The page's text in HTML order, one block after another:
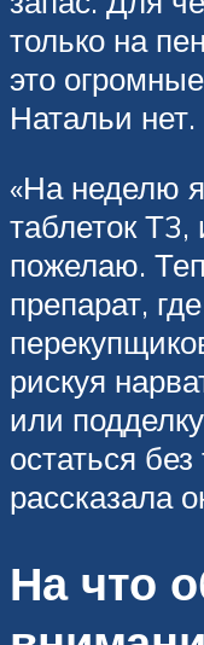
только на
это
Натальи нет.
«На неделю
таблеток Т3,
пожелаю.
препарат,
рискуя
или
остаться
рассказала
На что